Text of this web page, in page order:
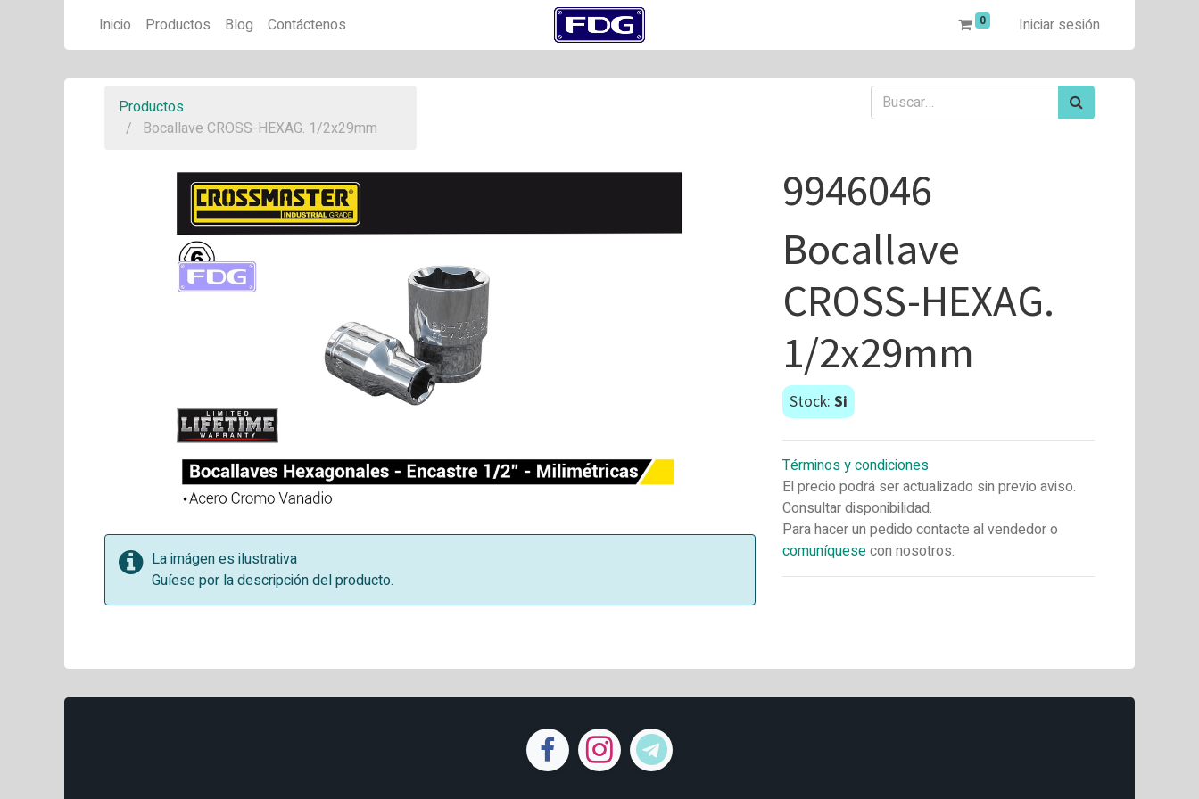
Inicio Productos Blog Contáctenos 0 Iniciar sesión
Productos
Bocallave CROSS-HEXAG. 1/2x29mm
La imágen es ilustrativa
Guíese por la descripción del producto.
9946046
Bocallave
CROSS-HEXAG.
1/2x29mm
Stock: Si
Términos y condiciones
El precio podrá ser actualizado sin previo aviso.
Consultar disponibilidad.
Para hacer un pedido contacte al vendedor o
comuníquesecon nosotros.